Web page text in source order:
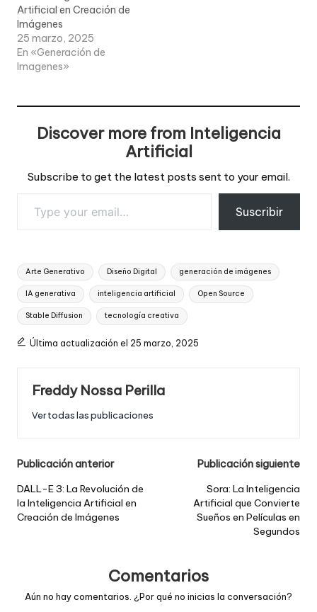
Artificial en Creación de
Imágenes
25 marzo, 2025
En «Generación de
Imagenes»
Discover more from Inteligencia
Artificial
Subscribe to get the latest posts sent to your email.
Suscribir
Tags:
Arte Generativo Diseño Digital generación de imágenes
IA generativa inteligencia artificial Open Source
Stable Diffusion tecnología creativa
Última actualización el 25 marzo, 2025
Freddy Nossa Perilla
Ver todas las publicaciones
Post
navigation
Publicación anterior
DALL-E 3: La Revolución de
la Inteligencia Artificial en
Creación de Imágenes
Publicación siguiente
Sora: La Inteligencia
Artificial que Convierte
Sueños en Películas en
Segundos
Comentarios
Aún no hay comentarios. ¿Por qué no inicias la conversación?